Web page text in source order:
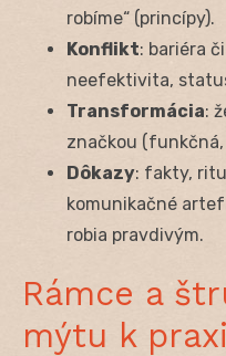
robíme“ (princípy).
Konflikt: bariéra
neefektivita,
Transformácia:
značkou (funkčná,
Dôkazy: fakty,
komunikačné
robia pravdivým.
Rámce a
mýtu k praxi